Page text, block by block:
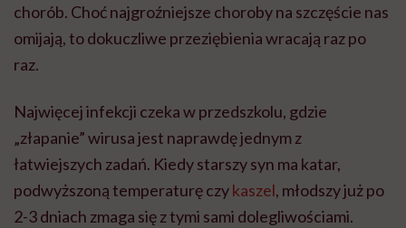
chorób. Choć najgroźniejsze choroby na szczęście nas
omijają, to dokuczliwe przeziębienia wracają raz po
raz.
Najwięcej infekcji czeka w przedszkolu, gdzie
„złapanie” wirusa jest naprawdę jednym z
łatwiejszych zadań. Kiedy starszy syn ma katar,
podwyższoną temperaturę czykaszel, młodszy już po
2-3 dniach zmaga się z tymi sami dolegliwościami.